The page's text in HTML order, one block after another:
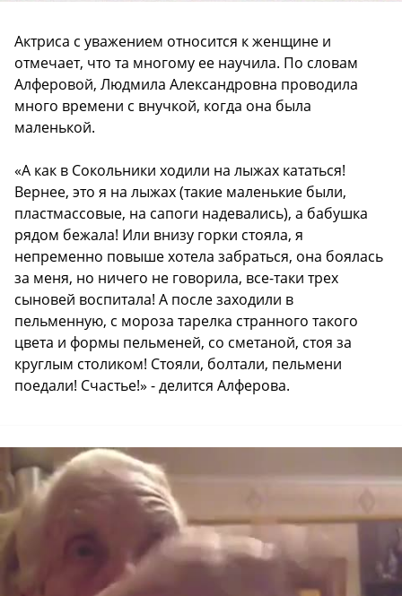
Актриса с уважением относится к женщине и
отмечает, что та многому ее научила. По словам
Алферовой, Людмила Александровна проводила
много времени с внучкой, когда она была
маленькой.
«А как в Сокольники ходили на лыжах кататься!
Вернее, это я на лыжах (такие маленькие были,
пластмассовые, на сапоги надевались), а бабушка
рядом бежала! Или внизу горки стояла, я
непременно повыше хотела забраться, она боялась
за меня, но ничего не говорила, все-таки трех
сыновей воспитала! А после заходили в
пельменную, с мороза тарелка странного такого
цвета и формы пельменей, со сметаной, стоя за
круглым столиком! Стояли, болтали, пельмени
поедали! Счастье!» - делится Алферова.